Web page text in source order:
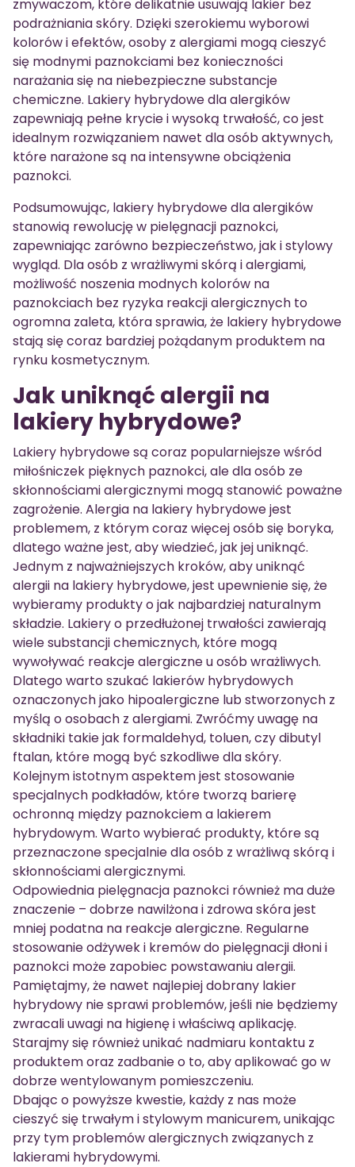
zmywaczom, które delikatnie usuwają lakier bez
podrażniania skóry. Dzięki szerokiemu wyborowi
kolorów i efektów, osoby z alergiami mogą cieszyć
się modnymi paznokciami bez konieczności
narażania się na niebezpieczne substancje
chemiczne. Lakiery hybrydowe dla alergików
zapewniają pełne krycie i wysoką trwałość, co jest
idealnym rozwiązaniem nawet dla osób aktywnych,
które narażone są na intensywne obciążenia
paznokci.
Podsumowując, lakiery hybrydowe dla alergików
stanowią rewolucję w pielęgnacji paznokci,
zapewniając zarówno bezpieczeństwo, jak i stylowy
wygląd. Dla osób z wrażliwymi skórą i alergiami,
możliwość noszenia modnych kolorów na
paznokciach bez ryzyka reakcji alergicznych to
ogromna zaleta, która sprawia, że lakiery hybrydowe
stają się coraz bardziej pożądanym produktem na
rynku kosmetycznym.
Jak uniknąć alergii na
lakiery hybrydowe?
Lakiery hybrydowe są coraz popularniejsze wśród
miłośniczek pięknych paznokci, ale dla osób ze
skłonnościami alergicznymi mogą stanowić poważne
zagrożenie. Alergia na lakiery hybrydowe jest
problemem, z którym coraz więcej osób się boryka,
dlatego ważne jest, aby wiedzieć, jak jej uniknąć.
Jednym z najważniejszych kroków, aby uniknąć
alergii na lakiery hybrydowe, jest upewnienie się, że
wybieramy produkty o jak najbardziej naturalnym
składzie. Lakiery o przedłużonej trwałości zawierają
wiele substancji chemicznych, które mogą
wywoływać reakcje alergiczne u osób wrażliwych.
Dlatego warto szukać lakierów hybrydowych
oznaczonych jako hipoalergiczne lub stworzonych z
myślą o osobach z alergiami. Zwróćmy uwagę na
składniki takie jak formaldehyd, toluen, czy dibutyl
ftalan, które mogą być szkodliwe dla skóry.
Kolejnym istotnym aspektem jest stosowanie
specjalnych podkładów, które tworzą barierę
ochronną między paznokciem a lakierem
hybrydowym. Warto wybierać produkty, które są
przeznaczone specjalnie dla osób z wrażliwą skórą i
skłonnościami alergicznymi.
Odpowiednia pielęgnacja paznokci również ma duże
znaczenie – dobrze nawilżona i zdrowa skóra jest
mniej podatna na reakcje alergiczne. Regularne
stosowanie odżywek i kremów do pielęgnacji dłoni i
paznokci może zapobiec powstawaniu alergii.
Pamiętajmy, że nawet najlepiej dobrany lakier
hybrydowy nie sprawi problemów, jeśli nie będziemy
zwracali uwagi na higienę i właściwą aplikację.
Starajmy się również unikać nadmiaru kontaktu z
produktem oraz zadbanie o to, aby aplikować go w
dobrze wentylowanym pomieszczeniu.
Dbając o powyższe kwestie, każdy z nas może
cieszyć się trwałym i stylowym manicurem, unikając
przy tym problemów alergicznych związanych z
lakierami hybrydowymi.